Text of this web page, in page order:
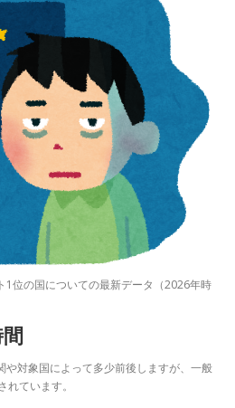
1位の国についての最新データ（2026年時
や対象国によって多少前後しますが、一般
れています。